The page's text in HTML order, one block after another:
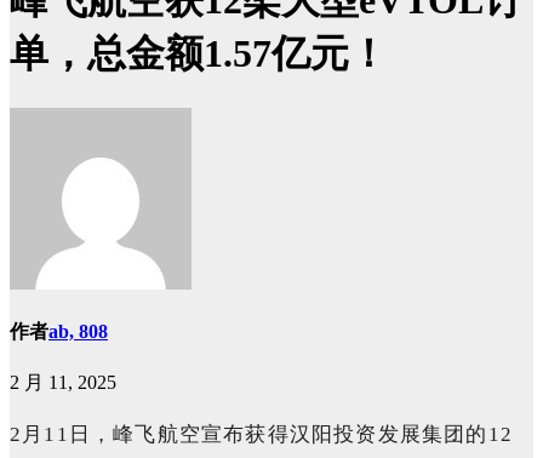
单，总金额1.57亿元！
作者ab, 808
2 月 11, 2025
2月11日，峰飞航空宣布获得汉阳投资发展集团的12